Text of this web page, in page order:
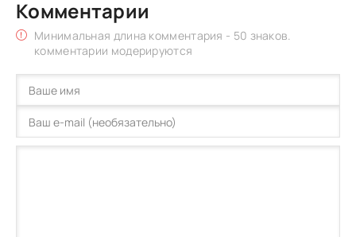
Комментарии
Минимальная длина комментария - 50 знаков.
комментарии модерируются